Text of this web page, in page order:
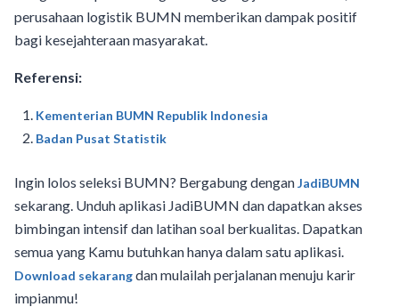
perusahaan logistik BUMN memberikan dampak positif
bagi kesejahteraan masyarakat.
Referensi:
Kementerian BUMN Republik Indonesia
Badan Pusat Statistik
Ingin lolos seleksi BUMN? Bergabung denganJadiBUMN
sekarang. Unduh aplikasi JadiBUMN dan dapatkan akses
bimbingan intensif dan latihan soal berkualitas. Dapatkan
semua yang Kamu butuhkan hanya dalam satu aplikasi.
Download sekarangdan mulailah perjalanan menuju karir
impianmu!